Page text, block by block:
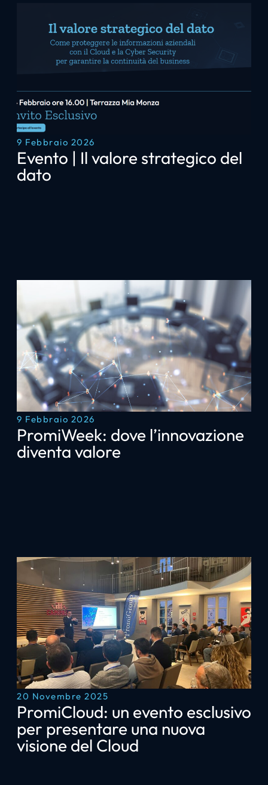
9 Febbraio 2026
Evento | Il valore strategico del
dato
9 Febbraio 2026
PromiWeek: dove l’innovazione
diventa valore
20 Novembre 2025
PromiCloud: un evento esclusivo
per presentare una nuova
visione del Cloud